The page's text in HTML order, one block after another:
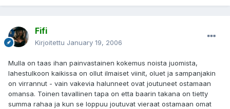
Fifi
Kirjoitettu January 19, 2006
Mulla on taas ihan painvastainen kokemus noista juomista,
lahestulkoon kaikissa on ollut ilmaiset viinit, oluet ja sampanjakin
on virrannut - vain vakevia halunneet ovat joutuneet ostamaan
omansa. Toinen tavallinen tapa on etta baarin takana on tietty
summa rahaa ja kun se loppuu joutuvat vieraat ostamaan omat